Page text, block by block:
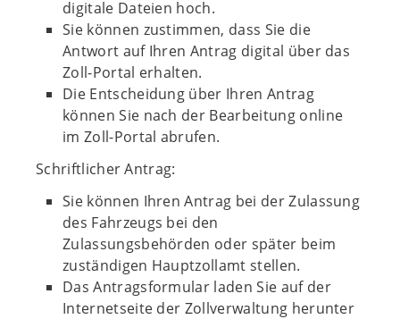
digitale Dateien hoch.
Sie können zustimmen, dass Sie die
Antwort auf Ihren Antrag digital über das
Zoll-Portal erhalten.
Die Entscheidung über Ihren Antrag
können Sie nach der Bearbeitung online
im Zoll-Portal abrufen.
Schriftlicher Antrag:
Sie können Ihren Antrag bei der Zulassung
des Fahrzeugs bei den
Zulassungsbehörden oder später beim
zuständigen Hauptzollamt stellen.
Das Antragsformular laden Sie auf der
Internetseite der Zollverwaltung herunter